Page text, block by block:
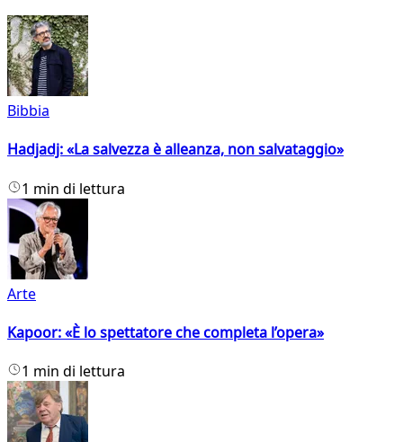
Bibbia
Hadjadj: «La salvezza è alleanza, non salvataggio»
1 min di lettura
Arte
Kapoor: «È lo spettatore che completa l’opera»
1 min di lettura